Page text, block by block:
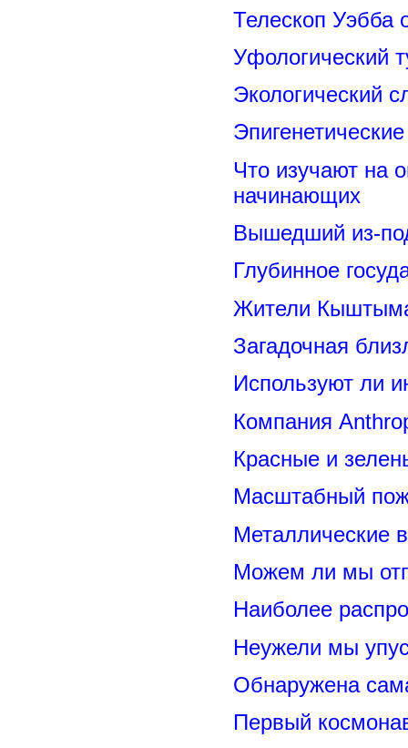
Телескоп Уэбба
Уфологический
Экологический
Что изучают на
начинающих
Вышедший из-
Глубинное
Жители
Загадочная
Используют ли
Компания
Красные и
Масштабный
Металлические
Можем ли мы
Наиболее
Неужели мы
Обнаружена
Первый